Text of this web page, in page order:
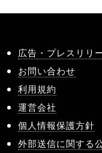
広告・プレスリリ
お問い合わせ
利用規約
運営会社
個人情報保護方針
外部送信に関する